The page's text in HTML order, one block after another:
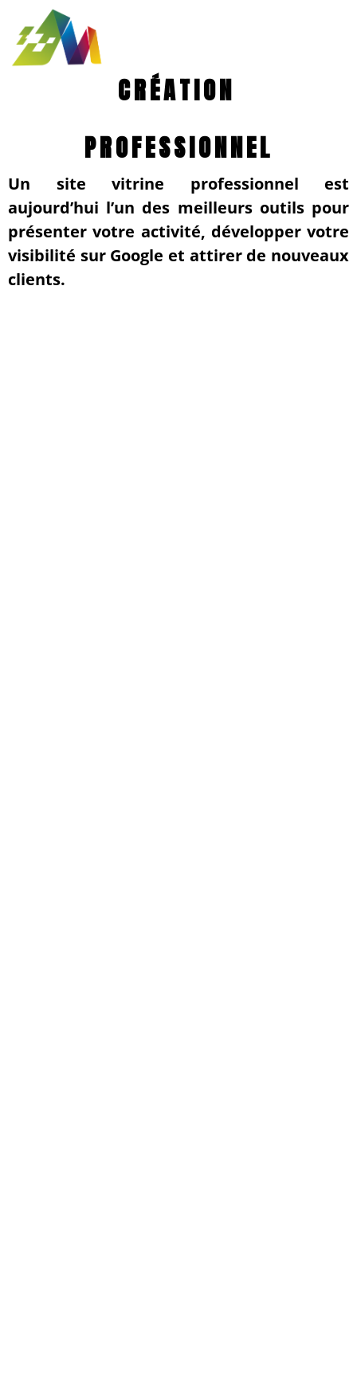
CRÉATION
PROFESSIONNEL
Un site vitrine professionnel est
aujourd’hui l’un des meilleurs outils pour
présenter votre activité, développer votre
visibilité sur Google et attirer de nouveaux
clients.